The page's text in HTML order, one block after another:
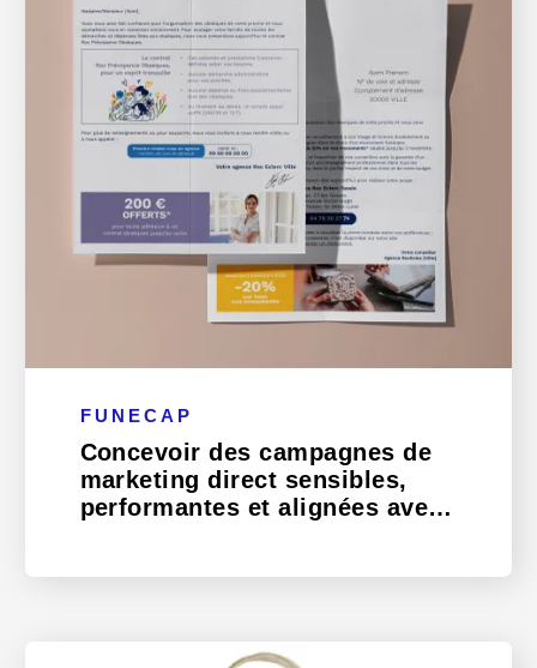
FUNECAP
Concevoir des campagnes de
marketing direct sensibles,
performantes et alignées avec